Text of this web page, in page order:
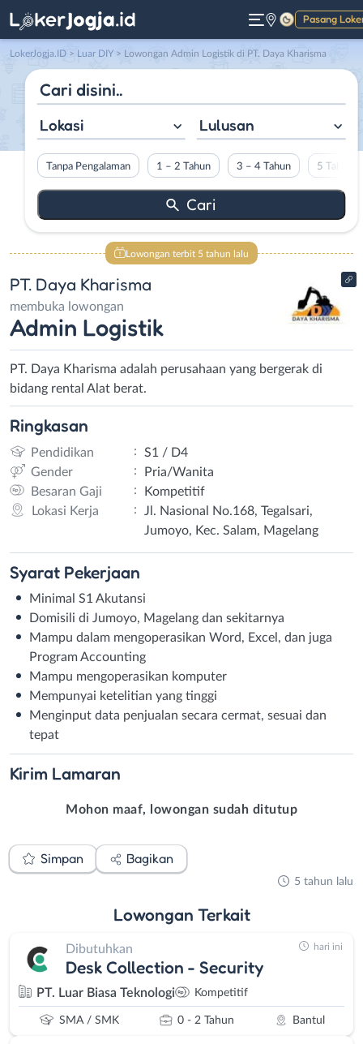
Pasang
Gelap
LokerJogja.ID > Luar DIY > Lowongan Admin Logistik di PT. Daya Kharisma
Lokasi Lulusan
Tanpa Pengalaman 1 – 2 Tahun 3 – 4 Tahun 5 Tahun
Lowongan terbit 5 tahun lalu
PT. Daya Kharisma
membuka lowongan
Admin Logistik
PT. Daya Kharisma adalah perusahaan yang bergerak di
bidang rental Alat berat.
Ringkasan
Pendidikan :
S1 / D4
Gender
:
Pria/Wanita
Besaran Gaji
:
Kompetitif
Lokasi Kerja
:
Jl. Nasional No.168, Tegalsari,
Jumoyo, Kec. Salam, Magelang
Syarat Pekerjaan
Minimal S1 Akutansi
Domisili di Jumoyo, Magelang dan sekitarnya
Mampu dalam mengoperasikan Word, Excel, dan juga
Program Accounting
Mampu mengoperasikan komputer
Mempunyai ketelitian yang tinggi
Menginput data penjualan secara cermat, sesuai dan
tepat
Kirim Lamaran
Mohon maaf, lowongan sudah ditutup
Simpan Bagikan
5 tahun lalu
Lowongan Terkait
Dibutuhkan
Desk Collection - Security
PT. Luar Biasa Teknologi Kompetitif
SMA / SMK 0 - 2 Tahun Bantul
hari ini